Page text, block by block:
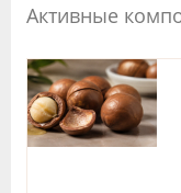
Активные